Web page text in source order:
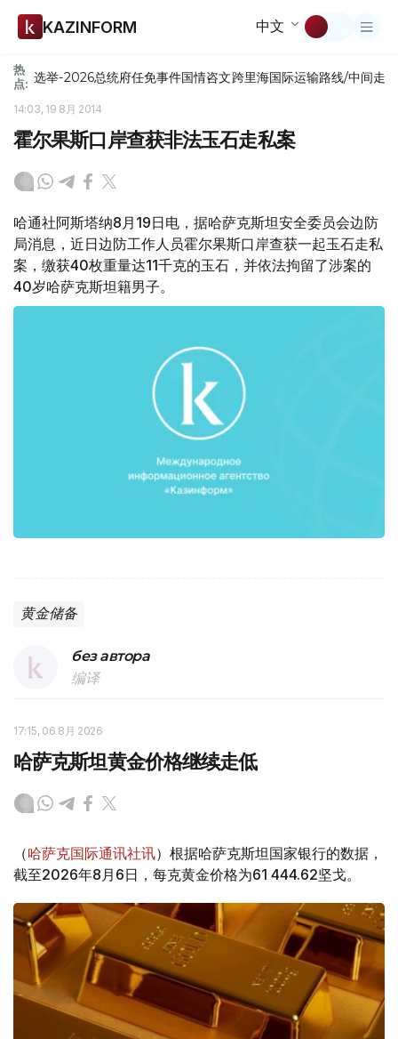
KAZINFORM 中文
热
点: 选举-2026总统府任免事件国情咨文跨里海国际运输路线/中间走廊
14:03, 19 8月 2014
霍尔果斯口岸查获非法玉石走私案
哈通社阿斯塔纳8月19日电，据哈萨克斯坦安全委员会边防
局消息，近日边防工作人员霍尔果斯口岸查获一起玉石走私
案，缴获40枚重量达11千克的玉石，并依法拘留了涉案的
40岁哈萨克斯坦籍男子。
黄金储备
без автора
编译
17:15, 06 8月 2026
哈萨克斯坦黄金价格继续走低
（哈萨克国际通讯社讯）根据哈萨克斯坦国家银行的数据，
截至2026年8月6日，每克黄金价格为61 444.62坚戈。